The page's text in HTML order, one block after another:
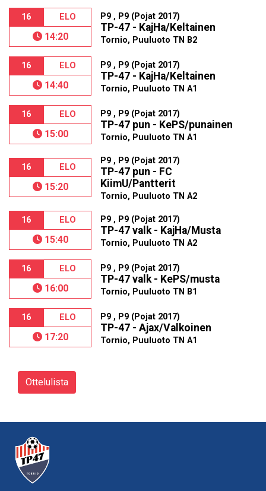
16 ELO
14:20
P9 , P9 (Pojat 2017)
TP-47 - KajHa/Keltainen
Tornio, Puuluoto TN B2
16 ELO
14:40
P9 , P9 (Pojat 2017)
TP-47 - KajHa/Keltainen
Tornio, Puuluoto TN A1
16 ELO
15:00
P9 , P9 (Pojat 2017)
TP-47 pun - KePS/punainen
Tornio, Puuluoto TN A1
16 ELO
15:20
P9 , P9 (Pojat 2017)
TP-47 pun - FC
KiimU/Pantterit
Tornio, Puuluoto TN A2
16 ELO
15:40
P9 , P9 (Pojat 2017)
TP-47 valk - KajHa/Musta
Tornio, Puuluoto TN A2
16 ELO
16:00
P9 , P9 (Pojat 2017)
TP-47 valk - KePS/musta
Tornio, Puuluoto TN B1
16 ELO
17:20
P9 , P9 (Pojat 2017)
TP-47 - Ajax/Valkoinen
Tornio, Puuluoto TN A1
Ottelulista